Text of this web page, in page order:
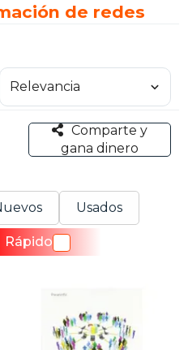
de redes
Comparte y
gana dinero
Usados
Rápido